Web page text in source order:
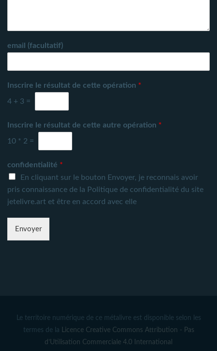
email (facultatif)
Inscrire le résultat de cette opération *
4 + 3 =
Inscrire le résultat de cette autre opération *
10 * 2 =
confidentialité *
En cliquant sur le bouton Envoyer, je reconnais avoir
pris connaissance de la Politique de confidentialité du site
jetelivre.art et être en accord avec elle
Envoyer
Le territoire numérique de ce métalivre est disponible selon les
termes de la Licence Creative Commons Attribution - Pas
d’Utilisation Commerciale 4.0 International